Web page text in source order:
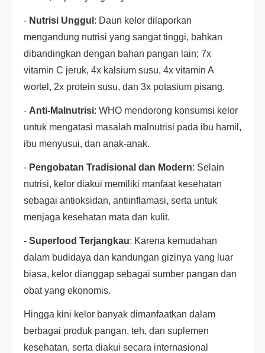
- Nutrisi Unggul : Daun kelor dilaporkan
mengandung nutrisi yang sangat tinggi, bahkan
dibandingkan dengan bahan pangan lain; 7x
vitamin C jeruk, 4x kalsium susu, 4x vitamin A
wortel, 2x protein susu, dan 3x potasium pisang.
- Anti-Malnutrisi: WHO mendorong konsumsi kelor
untuk mengatasi masalah malnutrisi pada ibu hamil,
ibu menyusui, dan anak-anak.
- Pengobatan Tradisional dan Modern: Selain
nutrisi, kelor diakui memiliki manfaat kesehatan
sebagai antioksidan, antiinflamasi, serta untuk
menjaga kesehatan mata dan kulit.
- Superfood Terjangkau: Karena kemudahan
dalam budidaya dan kandungan gizinya yang luar
biasa, kelor dianggap sebagai sumber pangan dan
obat yang ekonomis.
Hingga kini kelor banyak dimanfaatkan dalam
berbagai produk pangan, teh, dan suplemen
kesehatan, serta diakui secara internasional